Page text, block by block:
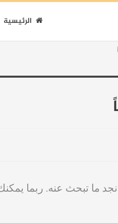
الرئيسية
نجد ما تبحث عنه. ربما